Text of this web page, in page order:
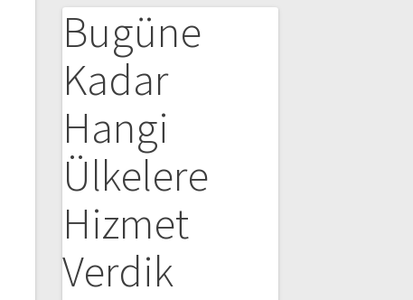
Bugüne
Kadar
Hangi
Ülkelere
Hizmet
Verdik